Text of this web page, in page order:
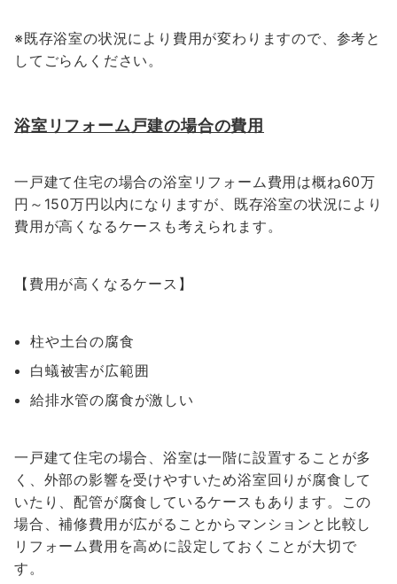
※既存浴室の状況により費用が変わりますので、参考と
してごらんください。
浴室リフォーム戸建の場合の費用
一戸建て住宅の場合の浴室リフォーム費用は概ね60万
円～150万円以内になりますが、既存浴室の状況により
費用が高くなるケースも考えられます。
【費用が高くなるケース】
柱や土台の腐食
白蟻被害が広範囲
給排水管の腐食が激しい
一戸建て住宅の場合、浴室は一階に設置することが多
く、外部の影響を受けやすいため浴室回りが腐食して
いたり、配管が腐食しているケースもあります。この
場合、補修費用が広がることからマンションと比較し
リフォーム費用を高めに設定しておくことが大切で
す。